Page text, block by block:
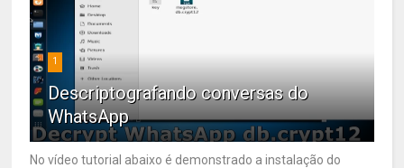
1
Descriptografando conversas do
WhatsApp
No vídeo tutorial abaixo é demonstrado a instalação do